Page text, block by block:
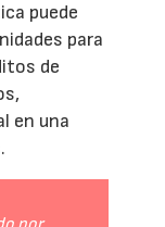
puede
para
de
en una